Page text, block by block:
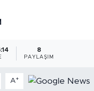
8
PAYLAŞIM
A+